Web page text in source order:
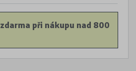
při nákupu nad 800